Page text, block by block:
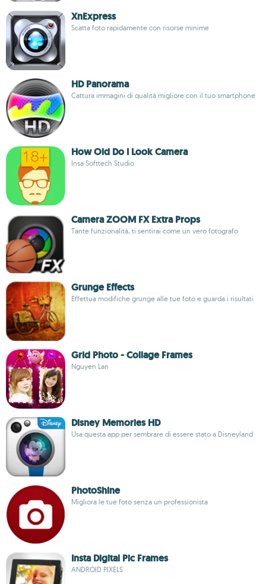
XnExpress
Scatta foto rapidamente con risorse minime
HD Panorama
Cattura immagini di qualità migliore con il tuo smartphone
How Old Do I Look Camera
Insa Softtech Studio
Camera ZOOM FX Extra Props
Tante funzionalità, ti sentirai come un vero fotografo
Grunge Effects
Effettua modifiche grunge alle tue foto e guarda i risultati
Grid Photo - Collage Frames
Nguyen Lan
Disney Memories HD
Usa questa app per sembrare di essere stato a Disneyland
PhotoShine
Migliora le tue foto senza un professionista
Insta Digital Pic Frames
ANDROID PIXELS